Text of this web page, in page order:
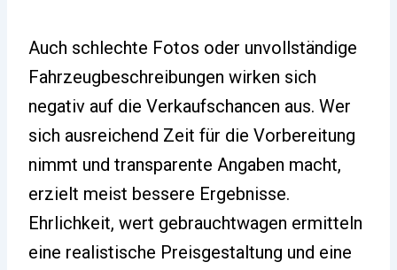
Auch schlechte Fotos oder unvollständige
Fahrzeugbeschreibungen wirken sich
negativ auf die Verkaufschancen aus. Wer
sich ausreichend Zeit für die Vorbereitung
nimmt und transparente Angaben macht,
erzielt meist bessere Ergebnisse.
Ehrlichkeit, wert gebrauchtwagen ermitteln
eine realistische Preisgestaltung und eine